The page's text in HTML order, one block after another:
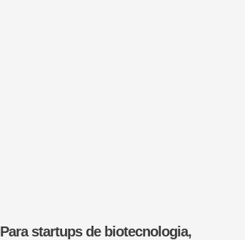
Para startups de biotecnologia,